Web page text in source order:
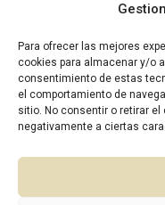
Para ofrecer las mejores
cookies para almacenar y/o
consentimiento de estas
el comportamiento de
sitio. No consentir o retirar
negativamente a ciertas
ASOCIACIÓN
FISIOTERAPEUTAS
PEDIATRÍA